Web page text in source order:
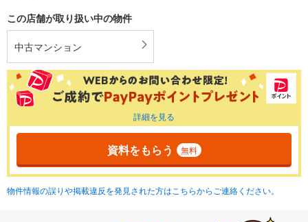
この店舗が取り扱い中の物件
中古マンション
詳細を見る
資料をもらう 無料
物件情報の誤りや掲載違反を発見された方はこちらからご連絡ください。